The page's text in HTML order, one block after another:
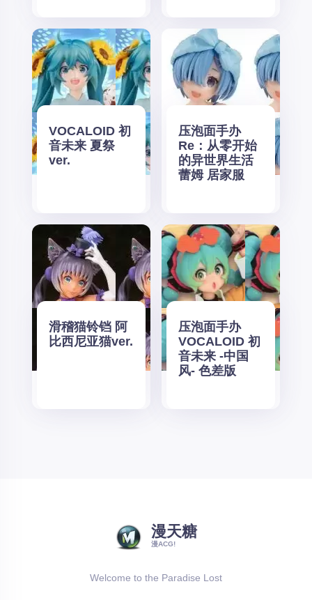
VOCALOID 初
音未来 夏祭
ver.
压泡面手办
Re：从零开始
的异世界生活
蕾姆 居家服
滑稽猫铃铛 阿
比西尼亚猫ver.
压泡面手办
VOCALOID 初
音未来 -中国
风- 色差版
漫天糖
漫ACG!
Welcome to the Paradise Lost